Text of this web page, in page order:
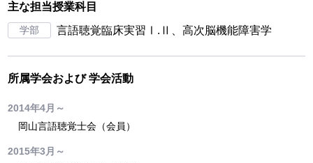
主な担当授業科目
学部 言語聴覚臨床実習Ⅰ.Ⅱ、高次脳機能障害学
所属学会および学会活動
2014年4月～
岡山言語聴覚士会（会員）
2015年3月～